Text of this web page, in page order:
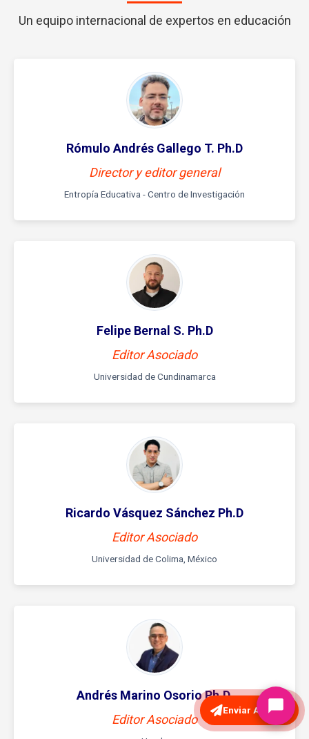
Un equipo internacional de expertos en educación
Rómulo Andrés Gallego T. Ph.D
Director y editor general
Entropía Educativa - Centro de Investigación
Felipe Bernal S. Ph.D
Editor Asociado
Universidad de Cundinamarca
Ricardo Vásquez Sánchez Ph.D
Editor Asociado
Universidad de Colima, México
Andrés Marino Osorio Ph.D.
Editor Asociado
Enviar Artículo